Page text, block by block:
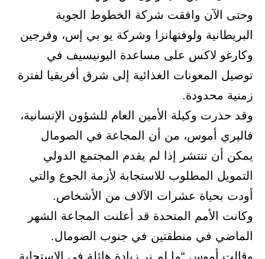
وحتى الآن وافقت شركة الخطوط الجوية
البريطانية ولوفتهانزا وشركة يو بي إس، وفرجين
وكارغو لاكس على مساعدة اليونيسيف في
توصيل المعونات الغذائية إلى شرق أفريقيا لفترة
زمنية محدودة.
وقد حذرت وكيلة الأمين العام للشؤون الإنسانية،
فاليري أموس، من أن المجاعة في الصومال
يمكن أن تنتشر إذا لم يقدم المجتمع الدولي
التمويل المطلوب للاستجابة لأزمة الجوع والتي
أودت بحياة عشرات الآلاف من الأشخاص.
وكانت الأمم المتحدة قد أعلنت المجاعة الشهر
الماضي في منطقتين في جنوب الصومال.
وقالت أموس “ما لم نر زيادة هائلة في الاستجابة